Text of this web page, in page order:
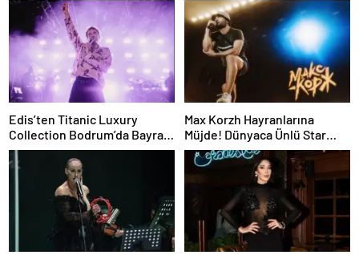
Edis’ten Titanic Luxury
Collection Bodrum’da Bayram
Gecesine Damga Vuran
Performans
Max Korzh Hayranlarına
Müjde! Dünyaca Ünlü Star
İstanbul’da Canlı
Performansla Hayranlarıyla